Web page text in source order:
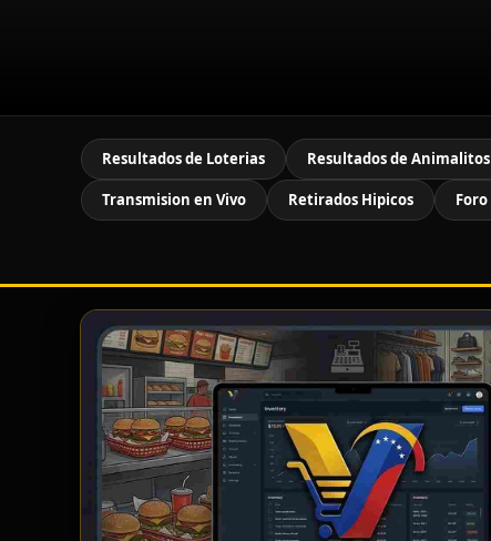
Resultados de Loterias Resultados de Animalitos
Transmision en Vivo Retirados Hipicos Foro